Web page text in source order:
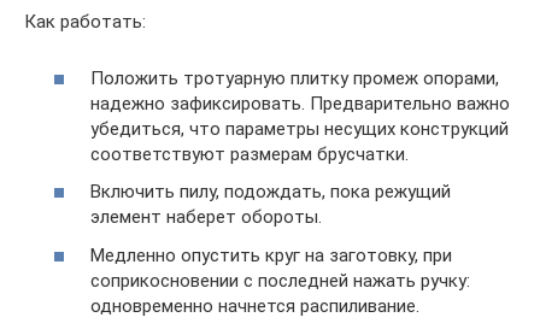
Как работать:
Положить тротуарную плитку промеж опорами,
надежно зафиксировать. Предварительно важно
убедиться, что параметры несущих конструкций
соответствуют размерам брусчатки.
Включить пилу, подождать, пока режущий
элемент наберет обороты.
Медленно опустить круг на заготовку, при
соприкосновении с последней нажать ручку:
одновременно начнется распиливание.